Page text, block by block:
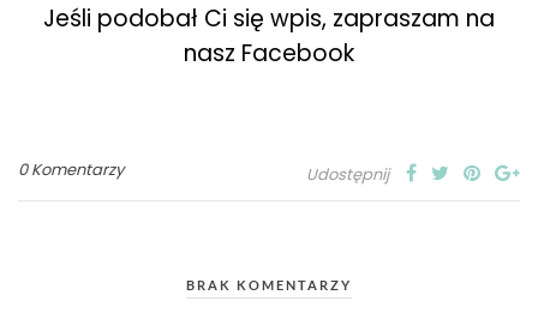
Jeśli podobał Ci się wpis, zapraszam na
nasz Facebook
0 Komentarzy Udostępnij
BRAK KOMENTARZY